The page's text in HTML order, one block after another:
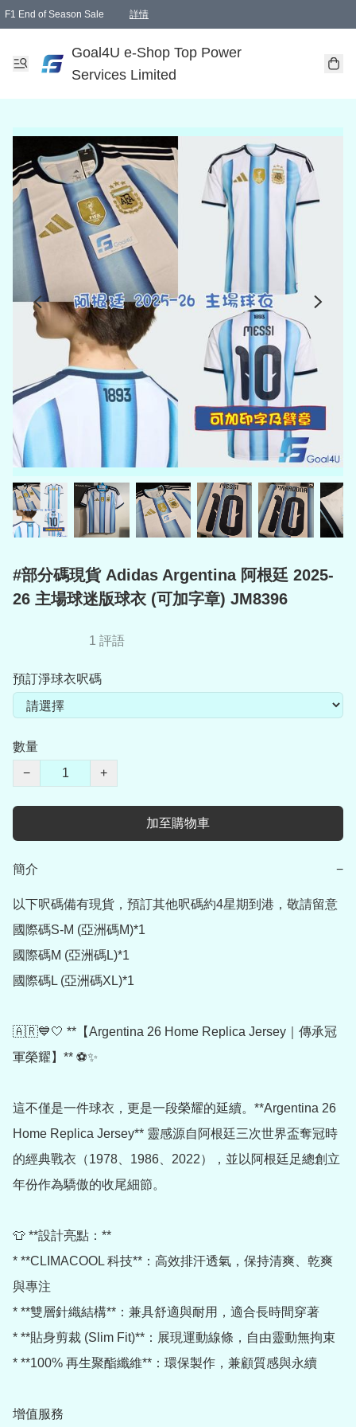
F1 End of Season Sale 詳情
Goal4U e-Shop Top Power
Services Limited
#部分碼現貨 Adidas Argentina 阿根廷 2025-
26 主場球迷版球衣 (可加字章) JM8396
1 評語
預訂淨球衣呎碼
數量
−
+
加至購物車
簡介 −
以下呎碼備有現貨，預訂其他呎碼約4星期到港，敬請留意
國際碼S-M (亞洲碼M)*1
國際碼M (亞洲碼L)*1
國際碼L (亞洲碼XL)*1
🇦🇷💙🤍 **【Argentina 26 Home Replica Jersey｜傳承冠
軍榮耀】** ⚽✨
這不僅是一件球衣，更是一段榮耀的延續。**Argentina 26
Home Replica Jersey** 靈感源自阿根廷三次世界盃奪冠時
的經典戰衣（1978、1986、2022），並以阿根廷足總創立
年份作為驕傲的收尾細節。
👕 **設計亮點：**
* **CLIMACOOL 科技**：高效排汗透氣，保持清爽、乾爽
與專注
* **雙層針織結構**：兼具舒適與耐用，適合長時間穿著
* **貼身剪裁 (Slim Fit)**：展現運動線條，自由靈動無拘束
* **100% 再生聚酯纖維**：環保製作，兼顧質感與永續
增值服務